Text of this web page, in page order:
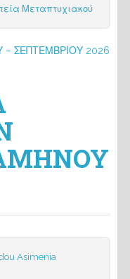
Μεταπτυχιακού
ΣΕΠΤΕΜΒΡΙΟΥ 2026
Asimenia